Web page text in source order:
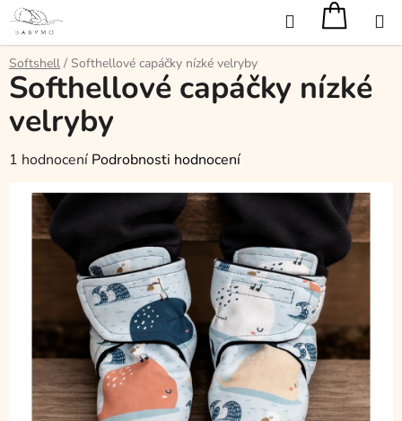
Přejít
obsah
Hledat
Softshell / Softhellové capáčky nízké velryby
Softhellové capáčky nízké
velryby
Průměrné
produktu
hvězdiček.
1 hodnocení Podrobnosti hodnocení